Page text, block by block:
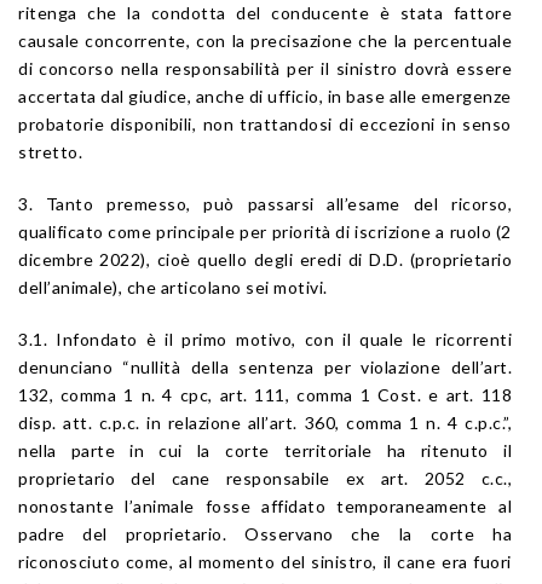
ritenga che la condotta del conducente è stata fattore
causale concorrente, con la precisazione che la percentuale
di concorso nella responsabilità per il sinistro dovrà essere
accertata dal giudice, anche di ufficio, in base alle emergenze
probatorie disponibili, non trattandosi di eccezioni in senso
stretto.
3. Tanto premesso, può passarsi all’esame del ricorso,
qualificato come principale per priorità di iscrizione a ruolo (2
dicembre 2022), cioè quello degli eredi di D.D. (proprietario
dell’animale), che articolano sei motivi.
3.1. Infondato è il primo motivo, con il quale le ricorrenti
denunciano “nullità della sentenza per violazione dell’art.
132, comma 1 n. 4 cpc, art. 111 , comma 1 Cost. e art. 118
disp. att. c.p.c. in relazione all’art. 360, comma 1 n. 4 c.p.c.”,
nella parte in cui la corte territoriale ha ritenuto il
proprietario del cane responsabile ex art. 2052 c.c.,
nonostante l’animale fosse affidato temporaneamente al
padre del proprietario. Osservano che la corte ha
riconosciuto come, al momento del sinistro, il cane era fuori